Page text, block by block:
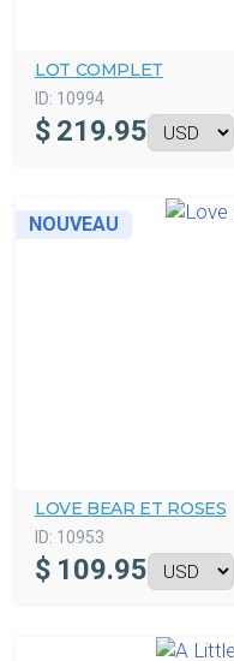
LOT COMPLET
ID: 10994
$ 219.95
NOUVEAU
LOVE BEAR ET ROSES
ID: 10953
$ 109.95